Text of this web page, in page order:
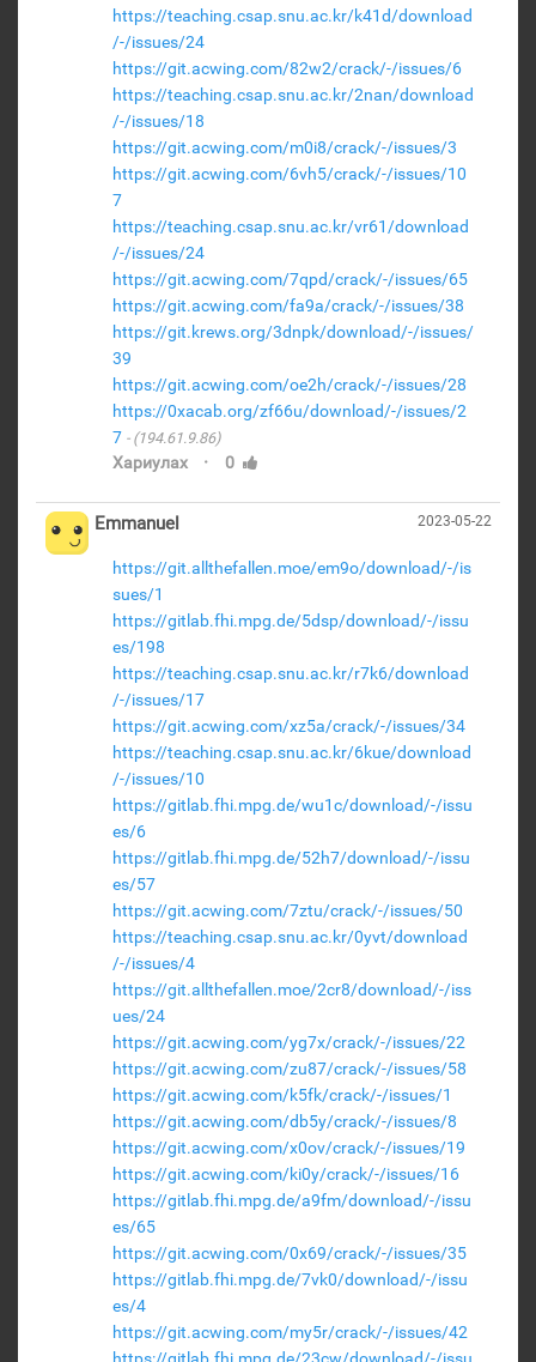
https://teaching.csap.snu.ac.kr/k41d/download
/-/issues/24
https://git.acwing.com/82w2/crack/-/issues/6
https://teaching.csap.snu.ac.kr/2nan/download
/-/issues/18
https://git.acwing.com/m0i8/crack/-/issues/3
https://git.acwing.com/6vh5/crack/-/issues/10
7
https://teaching.csap.snu.ac.kr/vr61/download
/-/issues/24
https://git.acwing.com/7qpd/crack/-/issues/65
https://git.acwing.com/fa9a/crack/-/issues/38
https://git.krews.org/3dnpk/download/-/issues/
39
https://git.acwing.com/oe2h/crack/-/issues/28
https://0xacab.org/zf66u/download/-/issues/2
7
(194.61.9.86)
Хариулах · 0
2023-05-22
Emmanuel
https://git.allthefallen.moe/em9o/download/-/is
sues/1
https://gitlab.fhi.mpg.de/5dsp/download/-/issu
es/198
https://teaching.csap.snu.ac.kr/r7k6/download
/-/issues/17
https://git.acwing.com/xz5a/crack/-/issues/34
https://teaching.csap.snu.ac.kr/6kue/download
/-/issues/10
https://gitlab.fhi.mpg.de/wu1c/download/-/issu
es/6
https://gitlab.fhi.mpg.de/52h7/download/-/issu
es/57
https://git.acwing.com/7ztu/crack/-/issues/50
https://teaching.csap.snu.ac.kr/0yvt/download
/-/issues/4
https://git.allthefallen.moe/2cr8/download/-/iss
ues/24
https://git.acwing.com/yg7x/crack/-/issues/22
https://git.acwing.com/zu87/crack/-/issues/58
https://git.acwing.com/k5fk/crack/-/issues/1
https://git.acwing.com/db5y/crack/-/issues/8
https://git.acwing.com/x0ov/crack/-/issues/19
https://git.acwing.com/ki0y/crack/-/issues/16
https://gitlab.fhi.mpg.de/a9fm/download/-/issu
es/65
https://git.acwing.com/0x69/crack/-/issues/35
https://gitlab.fhi.mpg.de/7vk0/download/-/issu
es/4
https://git.acwing.com/my5r/crack/-/issues/42